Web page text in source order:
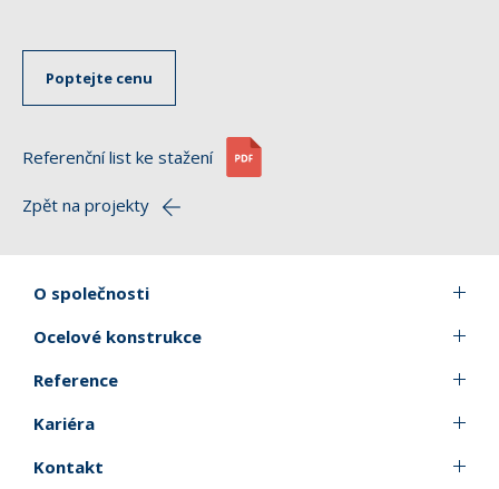
Poptejte cenu
Zpět na projekty
Referenční list ke stažení
O společnosti
Ocelové konstrukce
Reference
Kariéra
Kontakt